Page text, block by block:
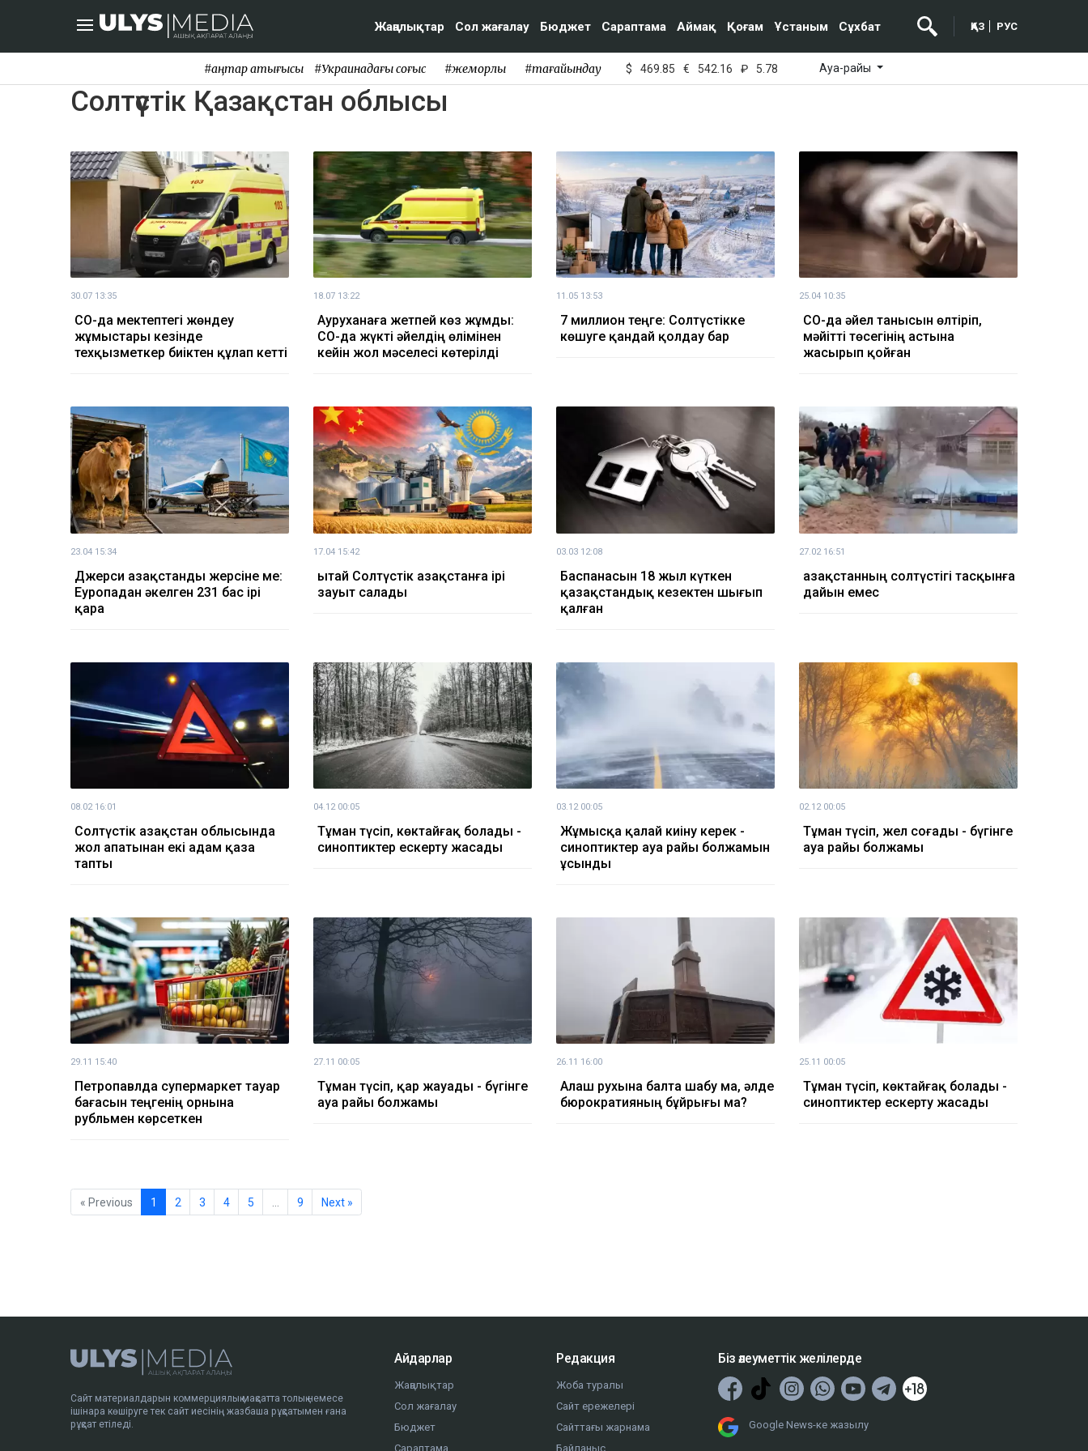
Жаңалықтар Сол жағалау Бюджет Сараптама Аймақ Қоғам Ұстаным Сұхбат ҚАЗ РУС
#қаңтар қақтығысы #Украинадағы соғыс #жемқорлық #тағайындау $ 469.85 € 542.16 ₽ 5.78 Ауа-райы
Солтүстік Қазақстан облысы
30.07 13:35
СҚО-да мектептегі жөндеу
жұмыстары кезінде
техқызметкер биіктен құлап кетті
18.07 13:22
Ауруханаға жетпей көз жұмды:
СҚО-да жүкті әйелдің өлімінен
кейін жол мәселесі көтерілді
11.05 13:53
7 миллион теңге: Солтүстікке
көшуге қандай қолдау бар
25.04 10:35
СҚО-да әйел танысын өлтіріп,
мәйітті төсегінің астына
жасырып қойған
23.04 15:34
Джерси Қазақстанды жерсіне ме:
Еуропадан әкелген 231 бас ірі
қара
17.04 15:42
Қытай Солтүстік Қазақстанға ірі
зауыт салады
03.03 12:08
Баспанасын 18 жыл күткен
қазақстандық кезектен шығып
қалған
27.02 16:51
Қазақстанның солтүстігі тасқынға
дайын емес
08.02 16:01
Солтүстік Қазақстан облысында
жол апатынан екі адам қаза
тапты
04.12 00:05
Тұман түсіп, көктайғақ болады -
синоптиктер ескерту жасады
03.12 00:05
Жұмысқа қалай киіну керек -
синоптиктер ауа райы болжамын
ұсынды
02.12 00:05
Тұман түсіп, жел соғады - бүгінге
ауа райы болжамы
29.11 15:40
Петропавлда супермаркет тауар
бағасын теңгенің орнына
рубльмен көрсеткен
27.11 00:05
Тұман түсіп, қар жауады - бүгінге
ауа райы болжамы
26.11 16:00
Алаш рухына балта шабу ма, әлде
бюрократияның бұйрығы ма?
25.11 00:05
Тұман түсіп, көктайғақ болады -
синоптиктер ескерту жасады
« Previous 1 2 3 4 5 9 Next »
Сайт материалдарын коммерциялық мақсатта толық немесе
ішінара көшіруге тек сайт иесінің жазбаша рұқсатымен ғана
рұқсат етіледі.
Айдарлар
Жаңалықтар
Сол жағалау
Бюджет
Сараптама
Редакция
Жоба туралы
Сайт ережелері
Сайттағы жарнама
Байланыс
Біз әлеуметтік желілерде
Google News-ке жазылу